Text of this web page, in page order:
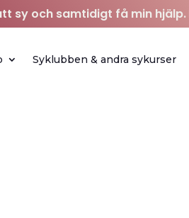
sy och samtidigt få min hjälp.
Syklubben & andra sykurser